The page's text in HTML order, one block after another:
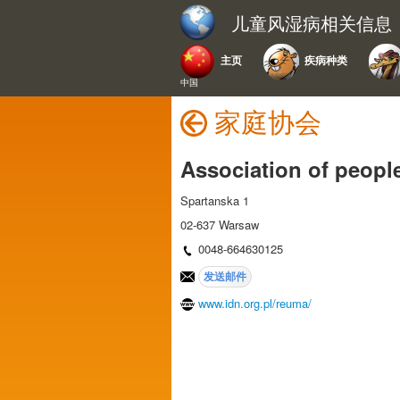
儿童风湿病相关信息
主页
中国
疾病种类
家庭协会
Association of
Spartanska 1
02-637 Warsaw
0048-664630125
www.idn.org.pl/reuma/